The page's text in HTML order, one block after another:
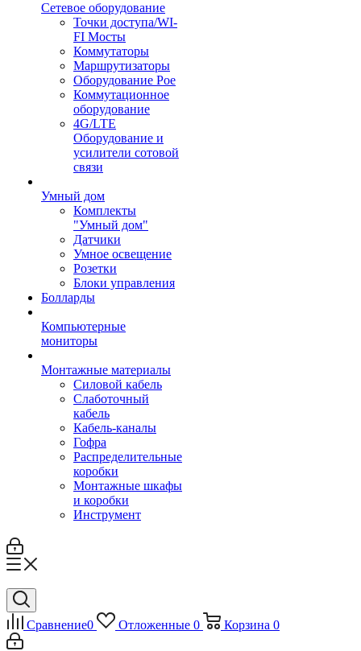
Сетевое оборудование
Точки доступа/WI-
FI Мосты
Коммутаторы
Маршрутизаторы
Оборудование Poe
Коммутационное
оборудование
4G/LTE
Оборудование и
усилители сотовой
связи
Умный дом
Комплекты
"Умный дом"
Датчики
Умное освещение
Розетки
Блоки управления
Болларды
Компьютерные
мониторы
Монтажные материалы
Силовой кабель
Слаботочный
кабель
Кабель-каналы
Гофра
Распределительные
коробки
Монтажные шкафы
и коробки
Инструмент
Сравнение0 Отложенные 0 Корзина 0